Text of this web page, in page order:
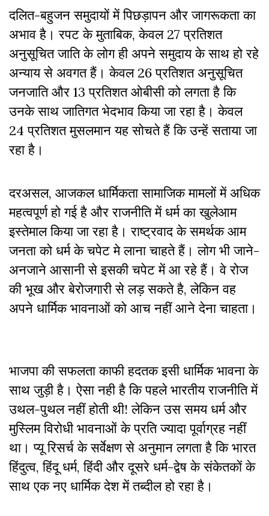
दलित-बहुजन समुदायों में पिछड़ापन और जागरूकता का
अभाव है। रपट के मुताबिक, केवल 27 प्रतिशत
अनुसूचित जाति के लोग ही अपने समुदाय के साथ हो रहे
अन्याय से अवगत हैं। केवल 26 प्रतिशत अनुसूचित
जनजाति और 13 प्रतिशत ओबीसी को लगता है कि
उनके साथ जातिगत भेदभाव किया जा रहा है। केवल
24 प्रतिशत मुसलमान यह सोचते हैं कि उन्हें सताया जा
रहा है।
दरअसल, आजकल धार्मिकता सामाजिक मामलों में अधिक
महत्वपूर्ण हो गई है और राजनीति में धर्म का खुलेआम
इस्तेमाल किया जा रहा है। राष्ट्रवाद के समर्थक आम
जनता को धर्म के चपेट मे लाना चाहते हैं । लोग भी जाने-
अनजाने आसानी से इसकी चपेट में आ रहे हैं। वे रोज
की भूख और बेरोजगारी से लड़ सकते है,लेकिन वह
अपने धार्मिक भावनाओं को आच नहीं आने देना चाहता।
भाजपा की सफलता काफी हदतक इसी धार्मिक भावना के
साथ जुड़ी है। ऐसा नही है कि पहले भारतीय राजनीति में
उथल-पुथल नहीं होती थी!लेकिन उस समय धर्म और
मुस्लिम विरोधी भावनाओं के प्रति ज्यादा पूर्वाग्रह नहीं
था। प्यू रिसर्च के सर्वेक्षण से अनुमान लगता है कि भारत
हिंदुत्व,हिंदू धर्म, हिंदी और दूसरे धर्म-द्वेष के संकेतकों के
साथ एक नए धार्मिक देश में तब्दील हो रहा है।